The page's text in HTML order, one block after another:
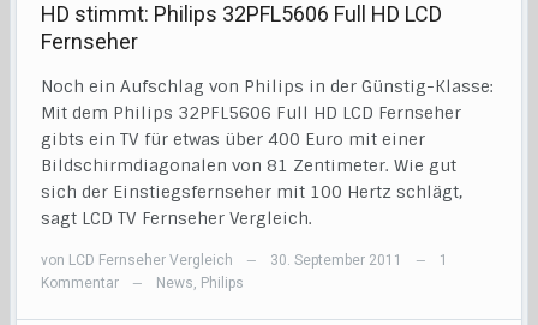
HD stimmt: Philips 32PFL5606 Full HD LCD
Fernseher
Noch ein Aufschlag von Philips in der Günstig-Klasse:
Mit dem Philips 32PFL5606 Full HD LCD Fernseher
gibts ein TV für etwas über 400 Euro mit einer
Bildschirmdiagonalen von 81 Zentimeter. Wie gut
sich der Einstiegsfernseher mit 100 Hertz schlägt,
sagt LCD TV Fernseher Vergleich.
von LCD Fernseher Vergleich — 30. September 2011 —
1
Kommentar
— News, Philips